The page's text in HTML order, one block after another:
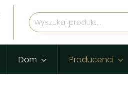
Dom Producenci